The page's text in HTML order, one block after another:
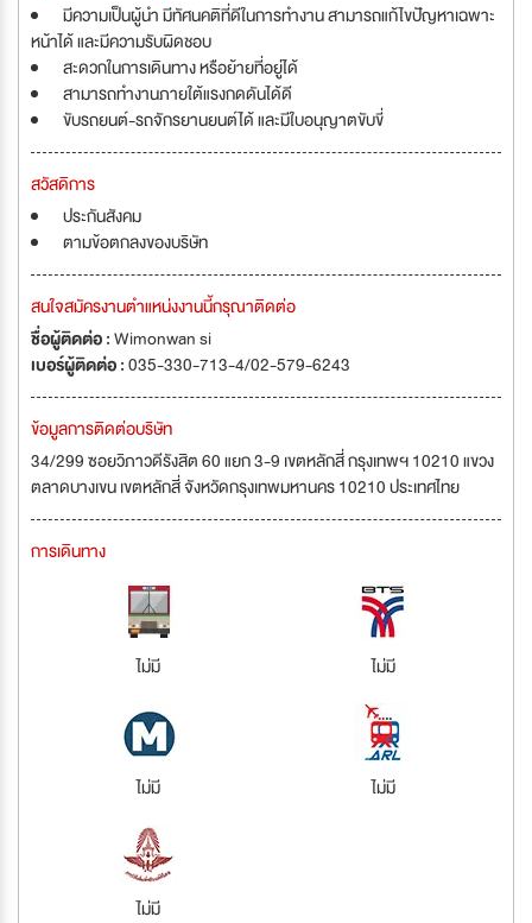
มีความเป็นผู้นำ มีทัศนคติที่ดีในการทำงาน สามารถแก้ไขปัญหาเฉพาะ
หน้าได้ และมีความรับผิดชอบ
สะดวกในการเดินทาง หรือย้ายที่อยู่ได้
สามารถทำงานภายใต้แรงกดดันได้ดี
ขับรถยนต์-รถจักรยานยนต์ได้ และมีใบอนุญาตขับขี่
สวัสดิการ
ประกันสังคม
ตามข้อตกลงของบริษัท
สนใจสมัครงานตำแหน่งงานนี้กรุณาติดต่อ
ชื่อผู้ติดต่อ :Wimonwan si
เบอร์ผู้ติดต่อ :035-330-713-4/02-579-6243
ข้อมูลการติดต่อบริษัท
34/299 ซอยวิภาวดีรังสิต 60 แยก 3-9 เขตหลักสี่ กรุงเทพฯ 10210 แขวง
ตลาดบางเขน เขตหลักสี่ จังหวัดกรุงเทพมหานคร 10210 ประเทศไทย
การเดินทาง
ไม่มี ไม่มี
ไม่มี ไม่มี
ไม่มี